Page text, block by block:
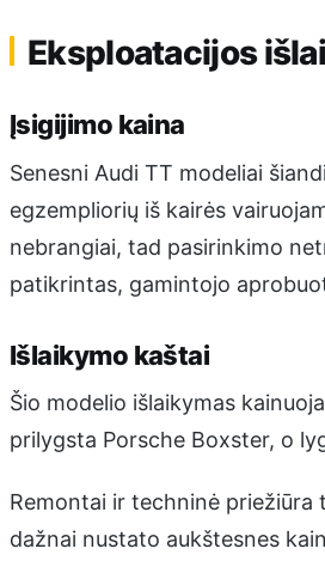
Eksploatacijos
Įsigijimo kaina
Senesni Audi TT modeliai
egzempliorių iš kairės
nebrangiai, tad pasirinkimo
patikrintas, gamintojo
Išlaikymo kaštai
Šio modelio išlaikymas
prilygsta Porsche Boxster, o
Remontai ir techninė
dažnai nustato aukštesnes